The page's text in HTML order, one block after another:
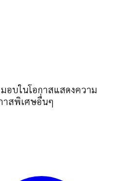
อบในโอกาสแสดงความ
าสพิเศษอื่นๆ